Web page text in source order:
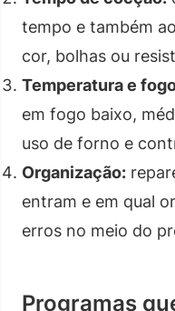
tempo e também
cor, bolhas ou
Temperatura e
em fogo baixo,
uso de forno e
Organização:
entram e em qual
erros no meio do
Programas